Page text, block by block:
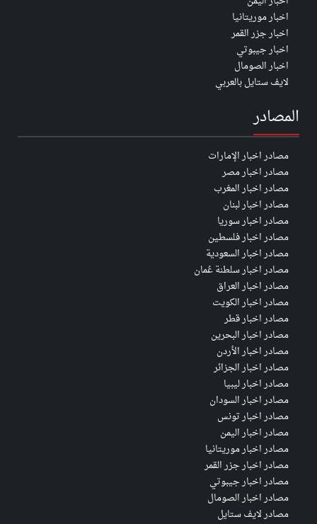
اخبار موريتانيا
اخبار جزر القمر
اخبار جيبوتي
اخبار الصومال
لايف ستايل بالعربي
المصادر
مصادر اخبار الإمارات
مصادر اخبار مصر
مصادر اخبار المغرب
مصادر اخبار لبنان
مصادر اخبار سوريا
مصادر اخبار فلسطين
مصادر اخبار السعودية
مصادر اخبار سلطنة عُمان
مصادر اخبار العراق
مصادر اخبار الكويت
مصادر اخبار قطر
مصادر اخبار البحرين
مصادر اخبار الأردن
مصادر اخبار الجزائر
مصادر اخبار ليبيا
مصادر اخبار السودان
مصادر اخبار تونس
مصادر اخبار اليمن
مصادر اخبار موريتانيا
مصادر اخبار جزر القمر
مصادر اخبار جيبوتي
مصادر اخبار الصومال
مصادر لايف ستايل